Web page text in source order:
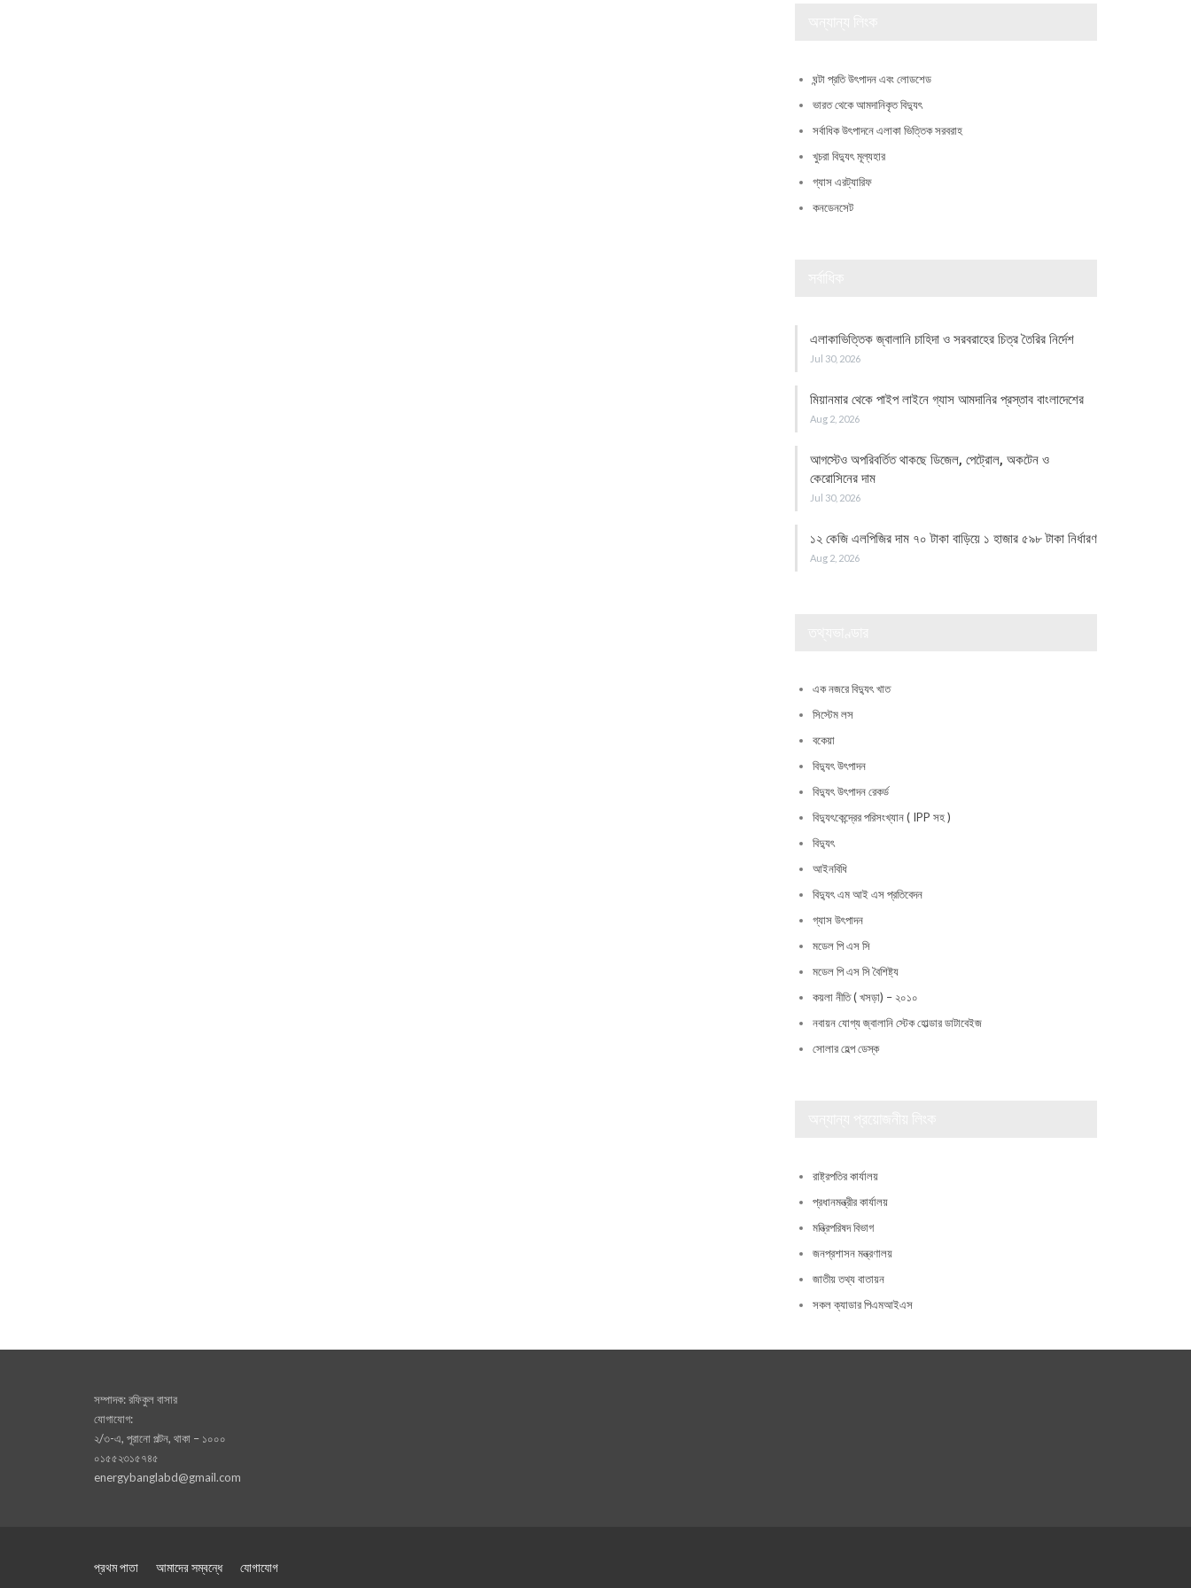
ঘন্টা প্রতি উৎপাদন এবং লোডশেড
ভারত থেকে আমদানিকৃত বিদ্যুৎ
সর্বাধিক উৎপাদনে এলাকা ভিত্তিক সরবরাহ
খুচরা বিদ্যুৎ মূল্যহার
গ্যাস এরট্যারিফ
কনডেনসেট
এলাকাভিত্তিক জ্বালানি চাহিদা ও সরবরাহের চিত্র তৈরির নির্দেশ
Jul 30, 2026
মিয়ানমার থেকে পাইপ লাইনে গ্যাস আমদানির প্রস্তাব বাংলাদেশের
Aug 2, 2026
আগস্টেও অপরিবর্তিত থাকছে ডিজেল, পেট্রোল, অকটেন ও
কেরোসিনের দাম
Jul 30, 2026
১২ কেজি এলপিজির দাম ৭০ টাকা বাড়িয়ে ১ হাজার ৫৯৮ টাকা নির্ধারণ
Aug 2, 2026
এক নজরে বিদ্যুৎ খাত
সিস্টেম লস
বকেয়া
বিদ্যুৎ উৎপাদন
বিদ্যুৎ উৎপাদন রেকর্ড
বিদ্যুৎকেন্দ্রের পরিসংখ্যান ( IPP সহ )
বিদ্যুৎ
আইনবিধি
বিদ্যুৎ এম আই এস প্রতিবেদন
গ্যাস উৎপাদন
মডেল পি এস সি
মডেল পি এস সি বৈশিষ্ট্য
কয়লা নীতি ( খসড়া) – ২০১০
নবায়ন যোগ্য জ্বালানি স্টেক হোল্ডার ডাটাবেইজ
সোলার হেল্প ডেস্ক
রাষ্ট্রপতির কার্যালয়
প্রধানমন্ত্রীর কার্যালয়
মন্ত্রিপরিষদ বিভাগ
জনপ্রশাসন মন্ত্রণালয়
জাতীয় তথ্য বাতায়ন
সকল ক্যাডার পিএমআইএস
সম্পাদক: রফিকুল বাসার
যোগাযোগ:
২/৩-এ, পূরানো পল্টন, থাকা – ১০০০
০১৫৫২৩১৫৭৪৫
energybanglabd@gmail.com
প্রথম পাতা আমাদের সম্বন্ধে যোগাযোগ